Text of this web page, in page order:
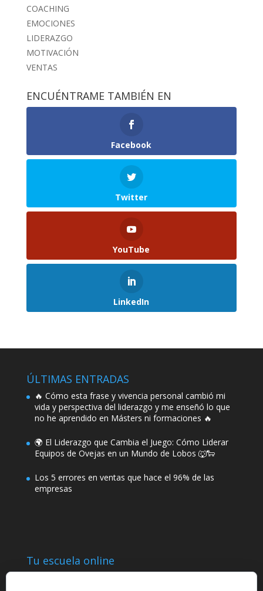
COACHING
EMOCIONES
LIDERAZGO
MOTIVACIÓN
VENTAS
ENCUÉNTRAME TAMBIÉN EN
Facebook
Twitter
YouTube
LinkedIn
ÚLTIMAS ENTRADAS
🔥 Cómo esta frase y vivencia personal cambió mi
vida y perspectiva del liderazgo y me enseñó lo que
no he aprendido en Másters ni formaciones 🔥
🌍 El Liderazgo que Cambia el Juego: Cómo Liderar
Equipos de Ovejas en un Mundo de Lobos 🐺🐑
Los 5 errores en ventas que hace el 96% de las
empresas
Tu escuela online